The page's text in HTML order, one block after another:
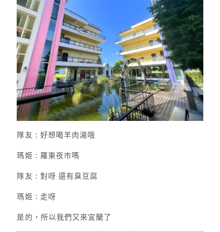
隊友 : 好想喝羊肉湯哦
瑪姬 : 羅東夜市嗎
隊友 : 對呀 還有臭豆腐
瑪姬 : 走呀
是的，所以我們又來宜蘭了